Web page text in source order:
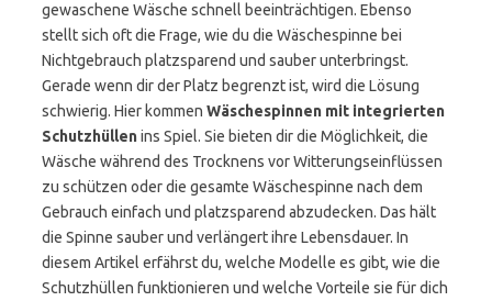
gewaschene Wäsche schnell beeinträchtigen. Ebenso
stellt sich oft die Frage, wie du die Wäschespinne bei
Nichtgebrauch platzsparend und sauber unterbringst.
Gerade wenn dir der Platz begrenzt ist, wird die Lösung
schwierig. Hier kommen Wäschespinnen mit integrierten
Schutzhüllenins Spiel. Sie bieten dir die Möglichkeit, die
Wäsche während des Trocknens vor Witterungseinflüssen
zu schützen oder die gesamte Wäschespinne nach dem
Gebrauch einfach und platzsparend abzudecken. Das hält
die Spinne sauber und verlängert ihre Lebensdauer. In
diesem Artikel erfährst du, welche Modelle es gibt, wie die
Schutzhüllen funktionieren und welche Vorteile sie für dich